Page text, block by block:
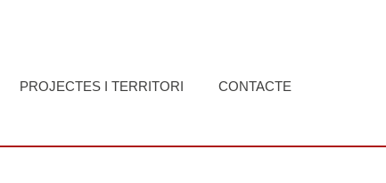
PROJECTES I TERRITORI CONTACTE